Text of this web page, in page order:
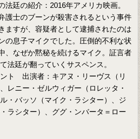
法廷の紹介：2016年アメリカ映画。
護士のブーンが殺害されるという事件
ますが、容疑者として逮捕されたのは
の息子マイクでした。圧倒的不利な状
、なぜか黙秘を続けるマイク。証言者
法廷が翻っていくサスペンス。
ト 出演者：キアヌ・リーヴス（リ
レニー・ゼルウィガー（ロレッタ・
・バッソ（マイク・ラシター）、ジ
ラシター）、ググ・ンバータ＝ロー